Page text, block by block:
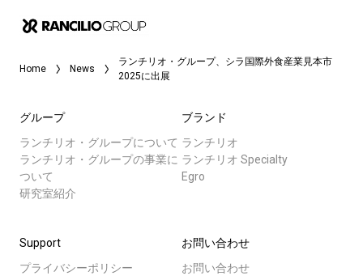
Home News
ランチリオ・グループ、シラ国際外食産業見本市
2025に出展
グループ
ランチリオ・グループについて
ランチリオ・グループの事業に
ついて
研究室紹介
ブランド
ランチリオ
ランチリオ Specialty
Egro
Support
プライバシーポリシー
お問い合わせ
お問い合わせ